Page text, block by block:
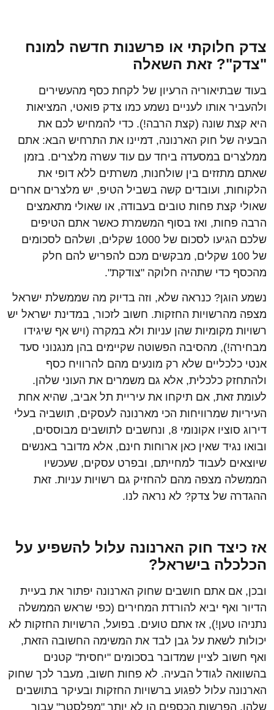
צדק חלוקתי או פרשנות חדשה למונח
"צדק"? זאת השאלה
בעוד שבתיאוריה הרעיון של לקחת כסף מהעשירים
ולהעביר אותו לעניים נשמע כמו צדק פואטי, המציאות
היא קצת שונה (קצת הרבה!). כדי להמחיש לכם את
הבעיה של חוק הארנונה, דמיינו את התרחיש הבא: אתם
ממלצרים במסעדה ביחד עם עוד עשרה מלצרים. בזמן
שאתם מתזזים בין שולחנות, משרתים ללא דופי את
הלקוחות, ועובדים קשה בשביל הטיפ, יש מלצרים אחרים
שאולי קצת פחות טובים בעבודה, או שאולי מתאמצים
הרבה פחות, ואז בסוף המשמרת כאשר אתם הטיפים
שלכם הגיעו לסכום של 1000 שקלים, ושלהם לסכומים
של 100 שקלים, מבקשים מכם להפריש להם חלק
מהכסף כדי שתהיה חלוקה "צודקת".
נשמע הוגן? כנראה שלא, וזה בדיוק מה שממשלת ישראל
מצפה מהרשויות החזקות. חשוב לזכור, במדינת ישראל יש
רשויות מקומיות שהן עניות ולא במקרה (ויש אף שיגידו
מבחירה!), מהסיבה הפשוטה שקיימים בהן מנגנוני סעד
אנטי כלכליים שלא רק מונעים מהם להרוויח כסף
ולהתחזק כלכלית, אלא גם משמרים את העוני שלהן.
לעומת זאת, אם תיקחו את עיריית תל אביב, שהיא אחת
העיריות שמרוויחות הכי מארנונה לעסקים, תושביה בעלי
דירוג סוציו אקונומי 8, ונחשבים לתושבים מבוססים,
ובואו נגיד שאין כאן ארוחות חינם, אלא מדובר באנשים
שיוצאים לעבוד למחייתם, ובפרט עסקים, שעכשיו
הממשלה מצפה מהם להחזיק גם רשויות עניות. זאת
ההגדרה של צדק? לא נראה לנו.
אז כיצד חוק הארנונה עלול להשפיע על
הכלכלה בישראל?
ובכן, אם אתם חושבים שחוק הארנונה יפתור את בעיית
הדיור ואף יביא להורדת המחירים (כפי שראש הממשלה
נתניהו טען!), אז אתם טועים. בפועל, הרשויות החזקות לא
יכולות לשאת על גבן לבד את המשימה החשובה הזאת,
ואף חשוב לציין שמדובר בסכומים "יחסית" קטנים
בהשוואה לגודל הבעיה. לא פחות חשוב, מעבר לכך שחוק
הארנונה עלול לפגוע ברשויות החזקות ובעיקר בתושבים
שלהן, הפרשות הכספים הן לא יותר "מפלסטר" עבור